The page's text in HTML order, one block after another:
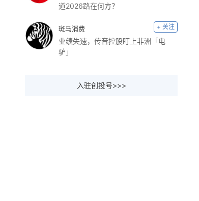
道2026路在何方？
斑马消费 + 关注
业绩失速，传音控股盯上非洲「电
驴」
入驻创投号>>>